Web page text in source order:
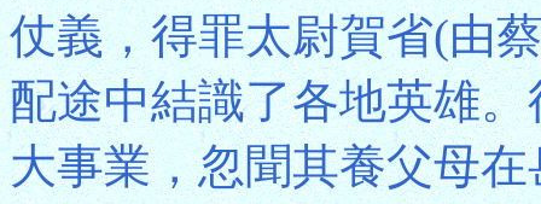
仗義，得罪太尉賀省(由
配途中結識了各地英雄
大事業，忽聞其養父母